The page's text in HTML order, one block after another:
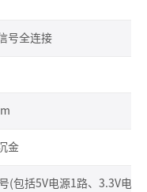
号全连接
金
(包括5V电源1路、3.3V电